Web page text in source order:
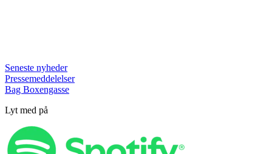
Seneste nyheder
Pressemeddelelser
Bag Boxengasse
Lyt med på